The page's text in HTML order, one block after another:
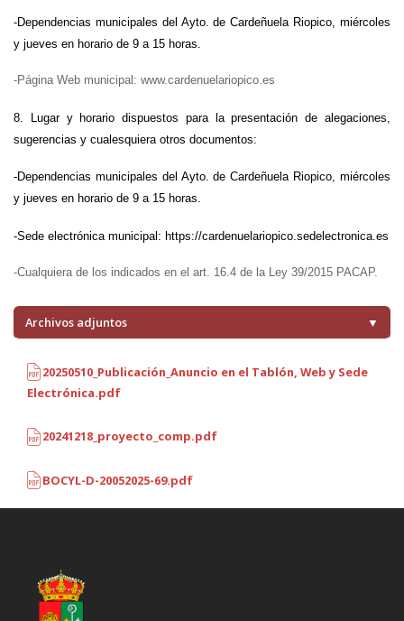
-Dependencias municipales del Ayto. de Cardeñuela Riopico, miércoles
y jueves en horario de 9 a 15 horas.
-Página Web municipal: www.cardenuelariopico.es
8. Lugar y horario dispuestos para la presentación de alegaciones,
sugerencias y cualesquiera otros documentos:
-Dependencias municipales del Ayto. de Cardeñuela Riopico, miércoles
y jueves en horario de 9 a 15 horas.
-Sede electrónica municipal: https://cardenuelariopico.sedelectronica.es
-Cualquiera de los indicados en el art. 16.4 de la Ley 39/2015 PACAP.
Archivos adjuntos ▼
20250510_Publicación_Anuncio en el Tablón, Web y Sede
Electrónica.pdf
20241218_proyecto_comp.pdf
BOCYL-D-20052025-69.pdf